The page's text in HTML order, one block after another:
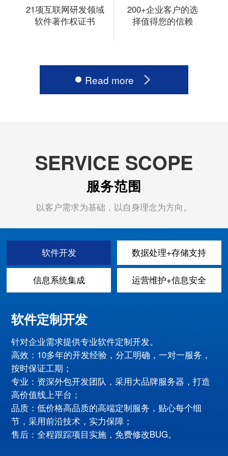
21项互联网研发领域
软件著作权证书
200+企业客户的选
择值得您的信赖
Read more
SERVICE SCOPE
服务范围
以客户需求为基础，以自身理念为方向。
软件开发 数据处理+存储支持
信息系统集成 运营维护+信息安全
软件定制开发
针对企业需求提供专业软件定制开发。
高效：10多年的开发经验，分工明确，一对一服务，
按时保证工期；
专业：资深外包开发团队，采用大品牌服务器，打造
高价值线上平台；
品质：低价格高品质的高端定制服务，贴心每个细
节，采用前沿技术，实力保障；
售后：全程跟踪项目实施，免费修改BUG。